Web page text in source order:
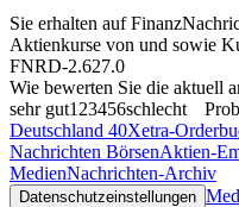
Sie erhalten auf
Aktienkurse von und sowie
FNRD-2.627.0
Wie bewerten Sie die aktuell
sehr gut1 23456schlecht
Deutschland 40Xetra-
Nachrichten BörsenAktien-
MedienNachrichten-Archiv
Datenschutzeinstellungen